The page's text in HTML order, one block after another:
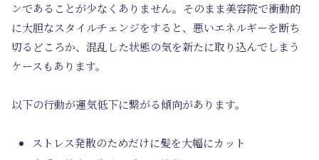
ンであることが少なくありません。そのまま美容院で衝動的
に大胆なスタイルチェンジをすると、悪いエネルギーを断ち
切るどころか、混乱した状態の気を新たに取り込んでしまう
ケースもあります。
以下の行動が運気低下に繋がる傾向があります。
ストレス発散のためだけに髪を大幅にカット